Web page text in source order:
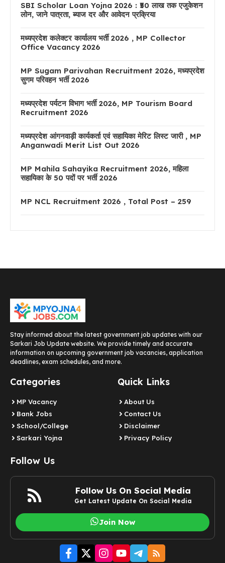
SBI Scholar Loan Yojna 2026 : ₹50 लाख तक एजुकेशन
लोन, जाने पात्रता, ब्याज दर और आवेदन प्रक्रिया
मध्यप्रदेश कलेक्टर कार्यालय भर्ती 2026 , MP Collector
Office Vacancy 2026
MP Sugam Parivahan Recruitment 2026, मध्यप्रदेश
सुगम परिवहन भर्ती 2026
मध्यप्रदेश पर्यटन विभाग भर्ती 2026, MP Tourism Board
Recruitment 2026
मध्यप्रदेश आंगनवाड़ी कार्यकर्ता एवं सहायिका मेरिट लिस्ट जारी , MP
Anganwadi Merit List Out 2026
MP Mahila Sahayika Recruitment 2026, महिला
सहायिका के 50 पदों पर भर्ती 2026
MP NCL Recruitment 2026 , Total Post – 259
Stay informed about the latest government job updates with our
Sarkari Job Update website. We provide timely and accurate
information on upcoming government job vacancies, application
deadlines, exam schedules, and more.
Categories
MP Vacancy
Bank Jobs
School/College
Sarkari Yojna
Quick Links
About Us
Contact Us
Disclaimer
Privacy Policy
Follow Us
Follow Us On Social Media
Get Latest Update On Social Media
Join Now